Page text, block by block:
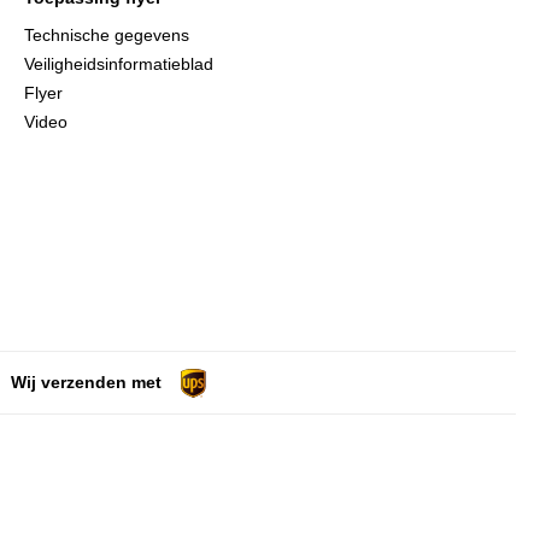
Technische gegevens
Veiligheidsinformatieblad
Flyer
Video
Wij verzenden met